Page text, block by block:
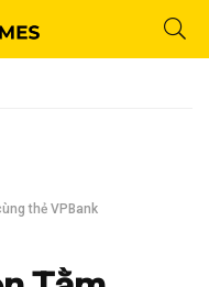
thẻ VPBank